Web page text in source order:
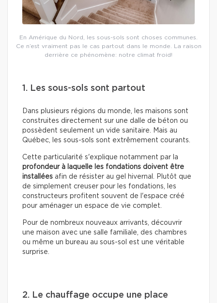
En Amérique du Nord, les sous-sols sont choses communes.
Ce n’est vraiment pas le cas partout dans le monde. La raison
derrière ce phénomène: notre climat froid!
1. Les sous-sols sont partout
Dans plusieurs régions du monde, les maisons sont
construites directement sur une dalle de béton ou
possèdent seulement un vide sanitaire. Mais au
Québec, les sous-sols sont extrêmement courants.
Cette particularité s'explique notamment par la
profondeur à laquelle les fondations doivent être
installées afin de résister au gel hivernal. Plutôt que
de simplement creuser pour les fondations, les
constructeurs profitent souvent de l'espace créé
pour aménager un espace de vie complet.
Pour de nombreux nouveaux arrivants, découvrir
une maison avec une salle familiale, des chambres
ou même un bureau au sous-sol est une véritable
surprise.
2. Le chauffage occupe une place